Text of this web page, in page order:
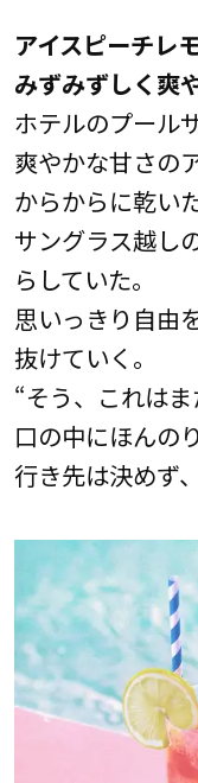
アイスピーチレ
みずみずしく爽
ホテルのプール
爽やかな甘さの
からからに乾い
サングラス越し
らしていた。
思いっきり自由
抜けていく。
“そう、これは
口の中にほんの
行き先は決めず